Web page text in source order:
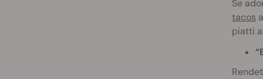
Se
tacos
piatti